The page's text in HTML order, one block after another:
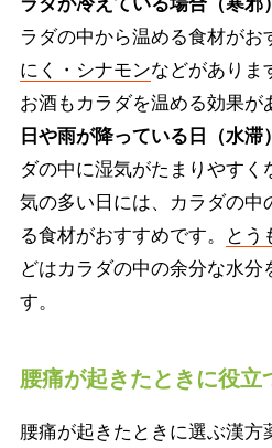
ラダの中から温める食材がお
にく・シナモンなどがありま
お酒もカラダを温める効果が
日や雨が降っている日（水滞）
ダの中に湿気がたまりやすく
気の多い日には、カラダの中
る食材がおすすめです。
とう
どはカラダの中の余分な水分
す。
腰痛が起きたときに役立
腰痛が起きたときに選ぶ漢方